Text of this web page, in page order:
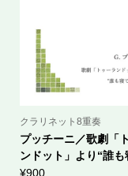
クラリネット8重奏
プッチーニ／歌劇「
ンドット」より“誰も
¥900